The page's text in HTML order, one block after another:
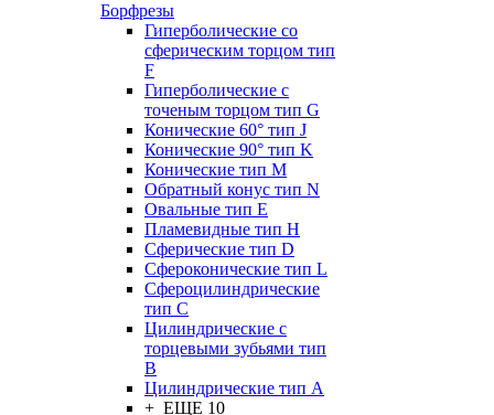
Борфрезы
Гиперболические cо
сферическим торцом тип
F
Гиперболические с
точеным торцом тип G
Конические 60° тип J
Конические 90° тип K
Конические тип M
Обратный конус тип N
Овальные тип E
Пламевидные тип H
Сферические тип D
Сфероконические тип L
Сфероцилиндрические
тип C
Цилиндрические с
торцевыми зубьями тип
B
Цилиндрические тип А
+ ЕЩЕ 10